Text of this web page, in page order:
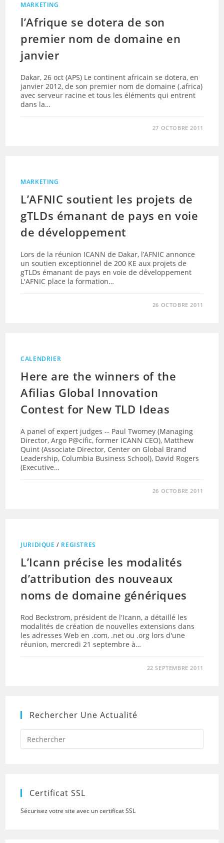
MARKETING
l’Afrique se dotera de son
premier nom de domaine en
janvier
Dakar, 26 oct (APS) Le continent africain se dotera, en
janvier 2012, de son premier nom de domaine (.africa)
avec serveur racine et tous les éléments qui entrent
dans la…
27 OCTOBRE 2011
MARKETING
L’AFNIC soutient les projets de
gTLDs émanant de pays en voie
de développement
Lors de la réunion ICANN de Dakar, l’AFNIC annonce
un soutien exceptionnel de 200 KE aux projets de
gTLDs émanant de pays en voie de développement
L'AFNIC place la formation…
26 OCTOBRE 2011
CALENDRIER
Here are the winners of the
Afilias Global Innovation
Contest for New TLD Ideas
A panel of expert judges -- Paul Twomey (Managing
Director, Argo P@cific, former ICANN CEO), Matthew
Quint (Associate Director, Center on Global Brand
Leadership, Columbia Business School), David Rogers
(Executive…
26 OCTOBRE 2011
JURIDIQUE / REGISTRES
L’Icann précise les modalités
d’attribution des nouveaux
noms de domaine génériques
Rod Beckstrom, président de l'Icann, a détaillé les
modalités de création de nouvelles extensions dans
les adresses Web en .com, .net ou .org lors d'une
réunion, mercredi 21 septembre à…
22 SEPTEMBRE 2011
Rechercher Une Actualité
Press
to
Certificat SSL
Sécurisez votre site avec un certificat SSL